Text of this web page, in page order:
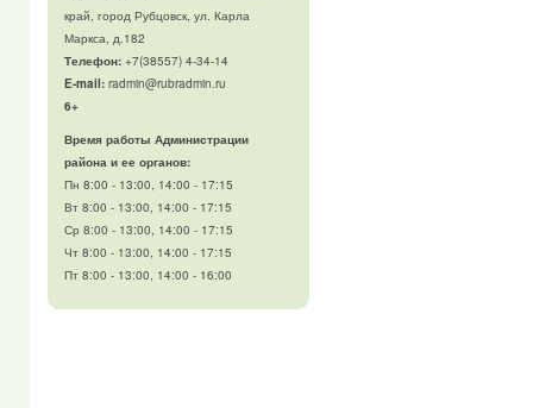
край, город Рубцовск, ул. Карла
Маркса, д.182
Телефон:+7(38557) 4-34-14
E-mail:radmin@rubradmin.ru
6+
Время работы Администрации
района и ее органов:
Пн 8:00 - 13:00, 14:00 - 17:15
Вт 8:00 - 13:00, 14:00 - 17:15
Ср 8:00 - 13:00, 14:00 - 17:15
Чт 8:00 - 13:00, 14:00 - 17:15
Пт 8:00 - 13:00, 14:00 - 16:00